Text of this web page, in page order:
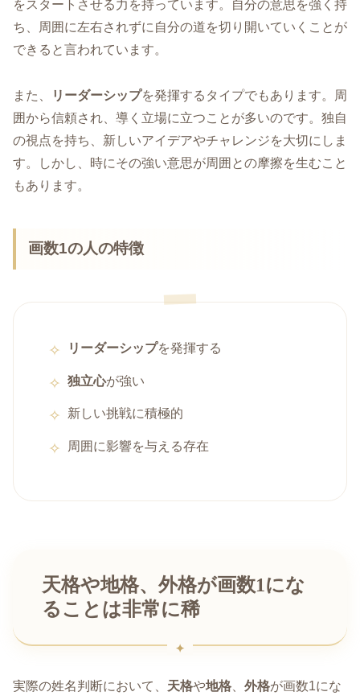
をスタートさせる力を持っています。自分の意思を強く持
ち、周囲に左右されずに自分の道を切り開いていくことが
できると言われています。
また、 リーダーシップを発揮するタイプでもあります。周
囲から信頼され、導く立場に立つことが多いのです。独自
の視点を持ち、新しいアイデアやチャレンジを大切にしま
す。しかし、時にその強い意思が周囲との摩擦を生むこと
もあります。
画数1の人の特徴
リーダーシップを発揮する
独立心が強い
新しい挑戦に積極的
周囲に影響を与える存在
天格や地格、外格が画数1にな
ることは非常に稀
実際の姓名判断において、 天格や地格 外格が画数1にな